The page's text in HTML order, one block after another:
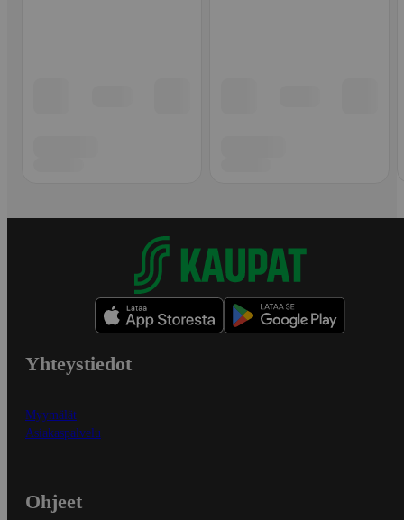
Yhteystiedot
Myymälät
Asiakaspalvelu
Ohjeet